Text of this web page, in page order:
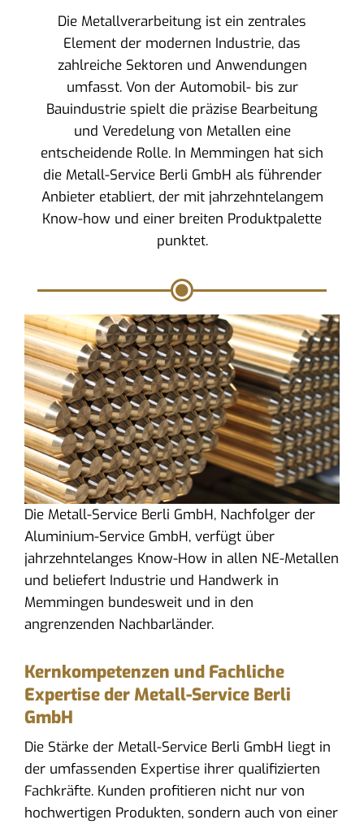
Die Metallverarbeitung ist ein zentrales
Element der modernen Industrie, das
zahlreiche Sektoren und Anwendungen
umfasst. Von der Automobil- bis zur
Bauindustrie spielt die präzise Bearbeitung
und Veredelung von Metallen eine
entscheidende Rolle. In Memmingen hat sich
die Metall-Service Berli GmbH als führender
Anbieter etabliert, der mit jahrzehntelangem
Know-how und einer breiten Produktpalette
punktet.
Die Metall-Service Berli GmbH, Nachfolger der
Aluminium-Service GmbH, verfügt über
jahrzehntelanges Know-How in allen NE-Metallen
und beliefert Industrie und Handwerk in
Memmingen bundesweit und in den
angrenzenden Nachbarländer.
Kernkompetenzen und Fachliche
Expertise der Metall-Service Berli
GmbH
Die Stärke der Metall-Service Berli GmbH liegt in
der umfassenden Expertise ihrer qualifizierten
Fachkräfte. Kunden profitieren nicht nur von
hochwertigen Produkten, sondern auch von einer